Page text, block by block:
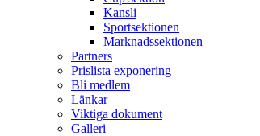
Kansli
Sportsektionen
Marknadssektionen
Partners
Prislista exponering
Bli medlem
Länkar
Viktiga dokument
Galleri